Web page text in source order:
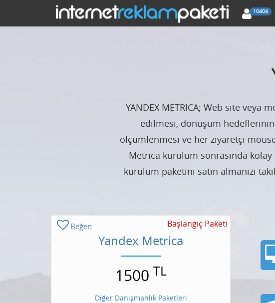
10404
YANDEX METRICA; Web site veya
edilmesi, dönüşüm
ölçümlenmesi ve her ziyaretçi
Metrica kurulum sonrasında
kurulum paketini satın almanızı
Beğen Başlangıç Paketi
Yandex Metrica
1500 TL
Diğer Danışmanlık Paketleri